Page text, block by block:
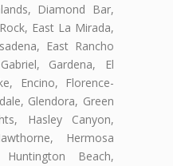
Diamond Bar,
East La Mirada,
East Rancho
Gardena, El
Encino, Florence-
Glendora, Green
Hasley Canyon,
Hermosa
Beach,